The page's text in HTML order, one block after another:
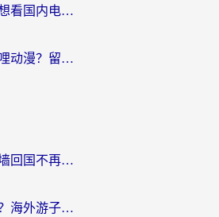
海外党必看：在国外想看国内电视剧用什么软件？3步解决地域限制
怎么在海外看哔哩哔哩动漫？留学生亲测有效的回国加速方案
海外党必看：在线翻墙回国不再难！教你选对加速器无缝刷国内资源
云极和六毫秒好用吗？海外游子解锁国内资源的真实答案